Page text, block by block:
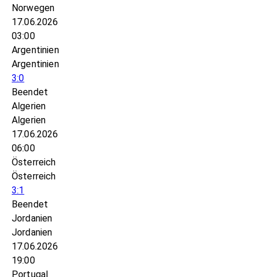
Norwegen
17.06.2026
03:00
Argentinien
Argentinien
3:0
Beendet
Algerien
Algerien
17.06.2026
06:00
Österreich
Österreich
3:1
Beendet
Jordanien
Jordanien
17.06.2026
19:00
Portugal